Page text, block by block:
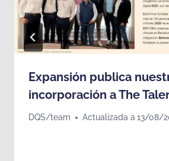
Expansión publica
incorporación a The
DQS/team Actualizada a 13/08/